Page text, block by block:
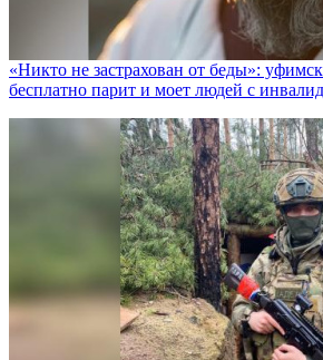
«Никто не заcтрахован от беды»:
бесплатно парит и моет людей с